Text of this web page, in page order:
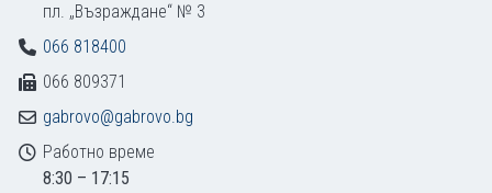
пл. „Възраждане“ № 3
066 818400
066 809371
gabrovo@gabrovo.bg
Работно време
8:30 – 17:15